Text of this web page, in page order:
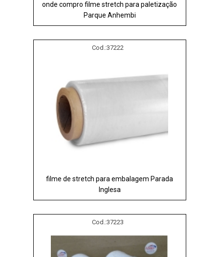
onde compro filme stretch para paletização
Parque Anhembi
Cod.:37222
filme de stretch para embalagem Parada
Inglesa
Cod.:37223